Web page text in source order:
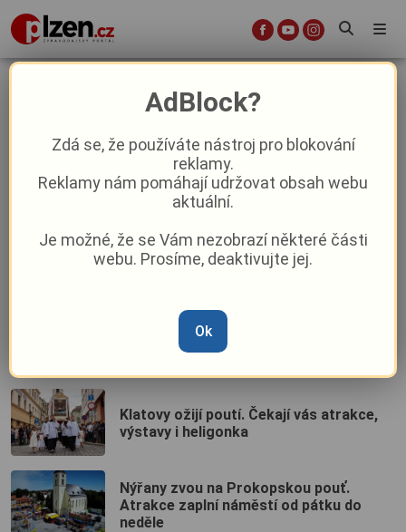
Dobrá zpráva z Rokycan: Poškozená
skluzavka v Husových sadech je
opravena
Anenská pouť v Horšovském Týně
nabídne čtyři dny hudby, jarmarků i
Piloti dětem: Karel Průša chce
inspirovat firmy k rozdávání dětských
Klatovy ožijí poutí. Čekají vás atrakce,
výstavy i heligonka
Nýřany zvou na Prokopskou pouť.
Atrakce zaplní náměstí od pátku do
neděle
AdBlock?
Zdá se, že používáte nástroj pro blokování
reklamy.
Reklamy nám pomáhají udržovat obsah webu
aktuální.
Je možné, že se Vám nezobrazí některé části
webu. Prosíme, deaktivujte jej.
Ok